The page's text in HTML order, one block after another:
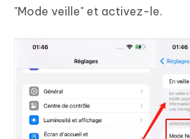
"Mode veille" et activez-le.